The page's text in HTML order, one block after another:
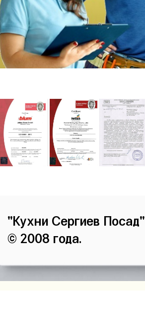
"Кухни Сергиев Посад"
© 2008 года.